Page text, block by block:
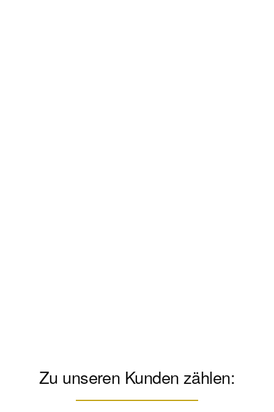
Zu unseren Kunden zählen: